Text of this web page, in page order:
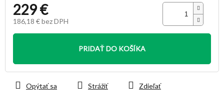
229 €
186,18 € bez DPH
Jednotková
PRIDAŤ DO KOŠÍKA
Opýtať sa Strážiť Zdieľať